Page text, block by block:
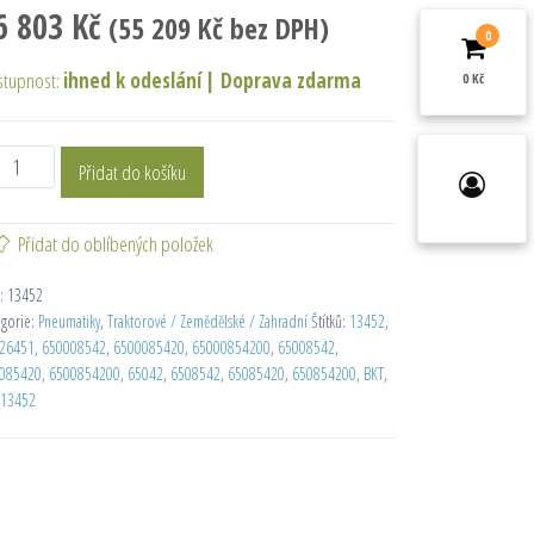
803 Kč (55 209 Kčbez DPH)
ihned k odeslání | Doprava zdarma
Přidat do košíku
Přidat do oblíbených položek
13452
Pneumatiky, Traktorové / Zemědělské / ZahradníŠtítků: 13452,
, 650008542, 6500085420, 65000854200, 65008542,
, 6500854200, 65042, 6508542, 65085420, 650854200, BKT,
0
0 Kč